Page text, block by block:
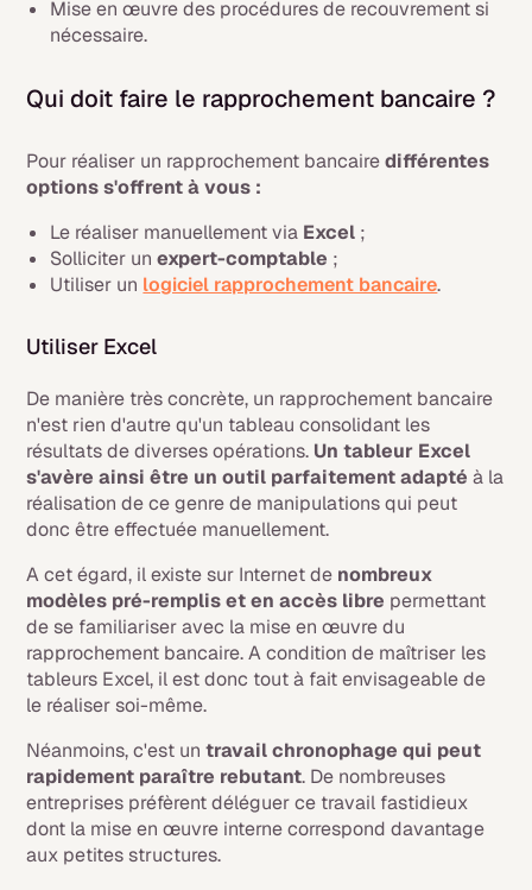
Mise en œuvre des procédures de recouvrement si
nécessaire.
Qui doit faire le rapprochement bancaire ?
Pour réaliser un rapprochement bancairedifférentes
options s'offrent à vous :
Le réaliser manuellement via Excel ;
Solliciter unexpert-comptable ;
Utiliser un logiciel rapprochement bancaire.
Utiliser Excel
De manière très concrète, un rapprochement bancaire
n'est rien d'autre qu'un tableau consolidant les
résultats de diverses opérations. Un tableur Excel
s'avère ainsi être un outil parfaitement adapté à la
réalisation de ce genre de manipulations qui peut
donc être effectuée manuellement.
A cet égard, il existe sur Internet de nombreux
modèles pré-remplis et en accès libre permettant
de se familiariser avec la mise en œuvre du
rapprochement bancaire. A condition de maîtriser les
tableurs Excel, il est donc tout à fait envisageable de
le réaliser soi-même.
Néanmoins, c'est untravail chronophage qui peut
rapidement paraître rebutant. De nombreuses
entreprises préfèrent déléguer ce travail fastidieux
dont la mise en œuvre interne correspond davantage
aux petites structures.